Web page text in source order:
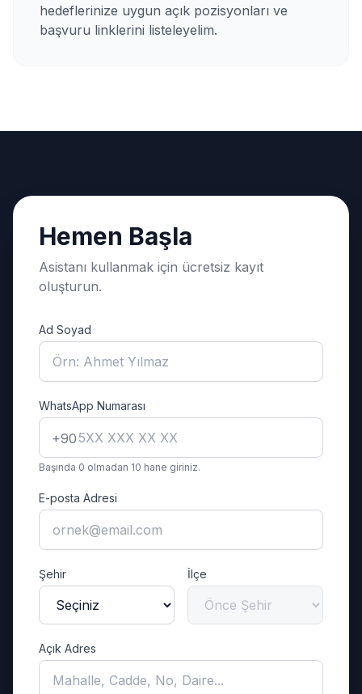
hedeflerinize uygun açık pozisyonları ve
başvuru linklerini listeleyelim.
Hemen Başla
Asistanı kullanmak için ücretsiz kayıt
oluşturun.
Ad Soyad
WhatsApp Numarası
+90
Başında 0 olmadan 10 hane giriniz.
E-posta Adresi
Şehir İlçe
Açık Adres